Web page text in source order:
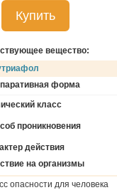
Купить
вещество:
форма
класс
проникновения
действия
на организмы
опасности для человека